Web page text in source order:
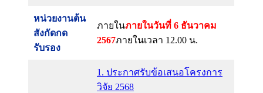
หน่วยงานต้น
สังกัดกด
รับรอง
ภายในภายในวันที่ 6 ธันวาคม
2567ภายในเวลา 12.00 น.
1. ประกาศรับข้อเสนอโครงการ
วิจัย 2568